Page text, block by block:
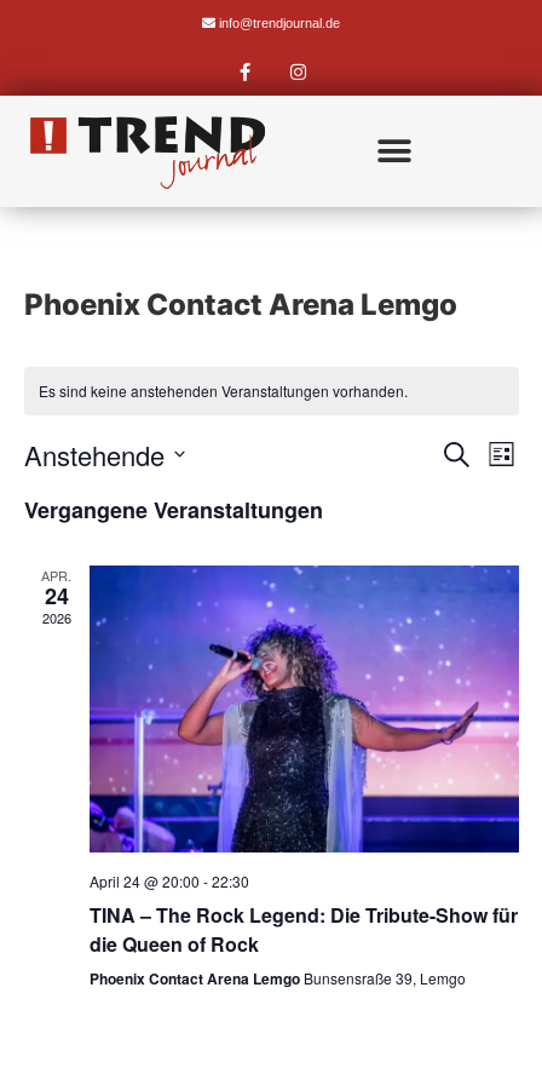
info@trendjournal.de
Phoenix Contact Arena Lemgo
Es sind keine anstehenden Veranstaltungen vorhanden.
SucheListe
Anstehende
wählen.
Vergangene Veranstaltungen
APR.
24
2026
April 24 @ 20:00 -22:30
TINA – The Rock Legend: Die Tribute-Show für
die Queen of Rock
Phoenix Contact Arena Lemgo Bunsensraße 39, Lemgo